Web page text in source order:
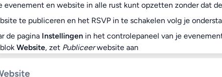
evenement en website in alle rust kunt opzetten zonder dat
te publiceren en het RSVP in te schakelen volg je
de pagina Instellingen in het controlepaneel van je
Website, zet Publiceerwebsite aan